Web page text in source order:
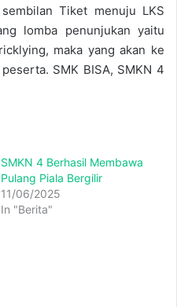
Tiket menuju LKS
lomba penunjukan yaitu
maka yang akan ke
SMK BISA, SMKN 4
SMKN 4 Berhasil Membawa
Pulang Piala Bergilir
11/06/2025
In "Berita"